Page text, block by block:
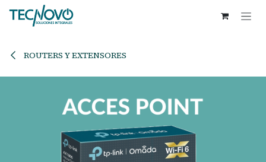
Ir al contenido
ROUTERS Y EXTENSORES